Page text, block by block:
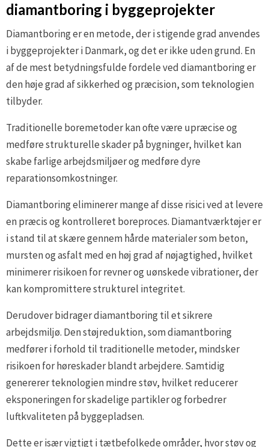
diamantboring i byggeprojekter
Diamantboring er en metode, der i stigende grad anvendes
i byggeprojekter i Danmark, og det er ikke uden grund. En
af de mest betydningsfulde fordele ved diamantboring er
den høje grad af sikkerhed og præcision, som teknologien
tilbyder.
Traditionelle boremetoder kan ofte være upræcise og
medføre strukturelle skader på bygninger, hvilket kan
skabe farlige arbejdsmiljøer og medføre dyre
reparationsomkostninger.
Diamantboring eliminerer mange af disse risici ved at levere
en præcis og kontrolleret boreproces. Diamantværktøjer er
i stand til at skære gennem hårde materialer som beton,
mursten og asfalt med en høj grad af nøjagtighed, hvilket
minimerer risikoen for revner og uønskede vibrationer, der
kan kompromittere strukturel integritet.
Derudover bidrager diamantboring til et sikrere
arbejdsmiljø. Den støjreduktion, som diamantboring
medfører i forhold til traditionelle metoder, mindsker
risikoen for høreskader blandt arbejdere. Samtidig
genererer teknologien mindre støv, hvilket reducerer
eksponeringen for skadelige partikler og forbedrer
luftkvaliteten på byggepladsen.
Dette er især vigtigt i tætbefolkede områder, hvor støv og